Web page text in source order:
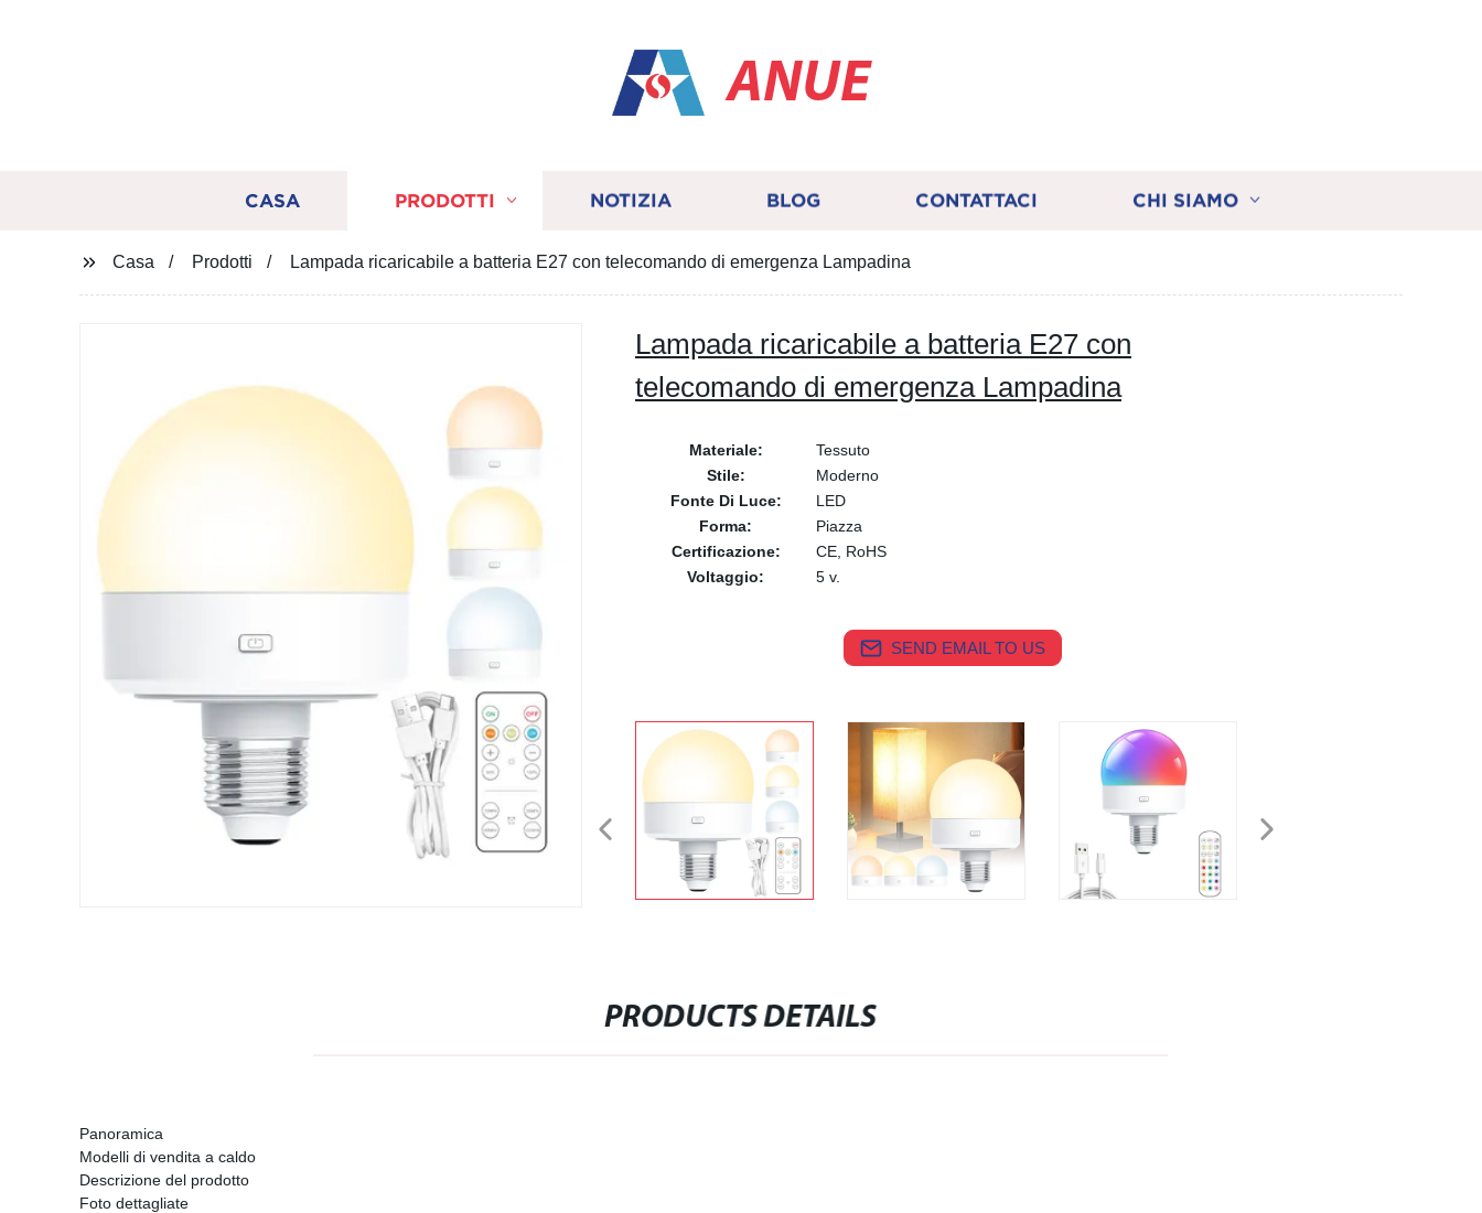
ANUE
CASA PRODOTTI NOTIZIA BLOG CONTATTACI CHI SIAMO
Casa Prodotti Lampada ricaricabile a batteria E27 con telecomando di emergenza Lampadina
Lampada ricaricabile a batteria E27 con
telecomando di emergenza Lampadina
Materiale:
Tessuto
Stile:
Moderno
Fonte Di Luce:
LED
Forma:
Piazza
Certificazione:
CE, RoHS
Voltaggio:
5 v.
SEND EMAIL TO US
PRODUCTS DETAILS
Panoramica
Modelli di vendita a caldo
Descrizione del prodotto
Foto dettagliate